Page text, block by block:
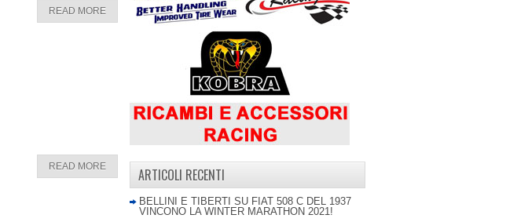
READ MORE
READ MORE ARTICOLI RECENTI
BELLINI E TIBERTI SU FIAT 508 C DEL 1937
VINCONO LA WINTER MARATHON 2021!